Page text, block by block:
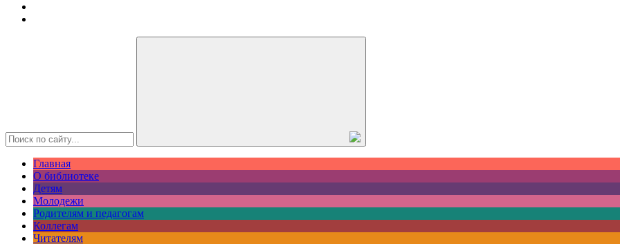
Главная
О библиотеке
Детям
Молодежи
Родителям и педагогам
Коллегам
Читателям